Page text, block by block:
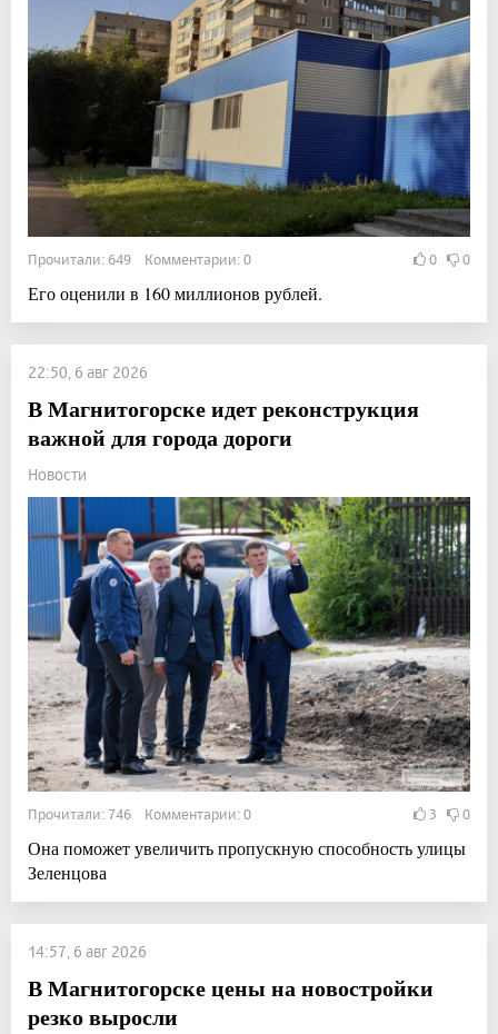
Прочитали: 649 Комментарии: 0 0 0
Его оценили в 160 миллионов рублей.
22:50, 6 авг 2026
В Магнитогорске идет реконструкция
важной для города дороги
Новости
Прочитали: 746 Комментарии: 0 3 0
Она поможет увеличить пропускную способность улицы
Зеленцова
14:57, 6 авг 2026
В Магнитогорске цены на новостройки
резко выросли